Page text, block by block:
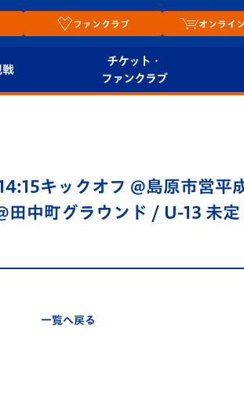
ファンクラブ オンライン
戦
チケット・
ファンクラブ
プレイヤーズスイート
店舗情
キックオフ @島原市営平
田中町グラウンド / U-13 未定
一覧へ戻る